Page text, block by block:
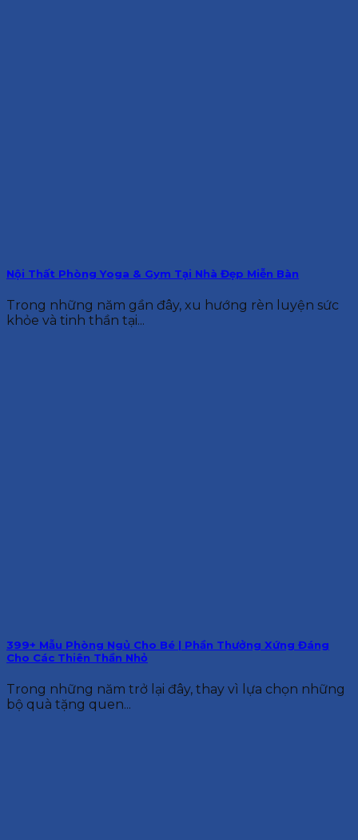
Nội Thất Phòng Yoga & Gym Tại Nhà Đẹp Miễn Bàn
Trong những năm gần đây, xu hướng rèn luyện sức
khỏe và tinh thần tại...
399+ Mẫu Phòng Ngủ Cho Bé | Phần Thưởng Xứng Đáng
Cho Các Thiên Thần Nhỏ
Trong những năm trở lại đây, thay vì lựa chọn những
bộ quà tặng quen...